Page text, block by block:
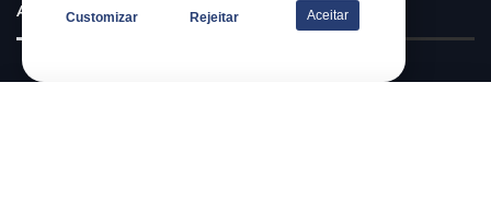
ASSINE A NOSSA NEWSLETTER!
Customizar Rejeitar Aceitar